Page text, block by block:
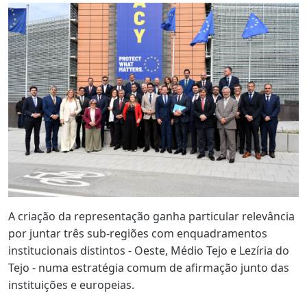
A criação da representação ganha particular relevância
por juntar três sub-regiões com enquadramentos
institucionais distintos - Oeste, Médio Tejo e Lezíria do
Tejo - numa estratégia comum de afirmação junto das
instituições e europeias.